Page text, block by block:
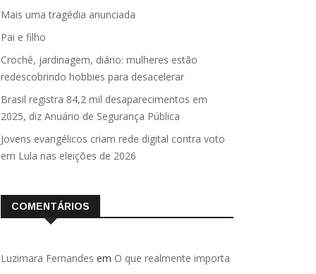
Mais uma tragédia anunciada
Pai e filho
Crochê, jardinagem, diário: mulheres estão
redescobrindo hobbies para desacelerar
Brasil registra 84,2 mil desaparecimentos em
2025, diz Anuário de Segurança Pública
Jovens evangélicos criam rede digital contra voto
em Lula nas eleições de 2026
COMENTÁRIOS
Luzimara Fernandes em O que realmente importa